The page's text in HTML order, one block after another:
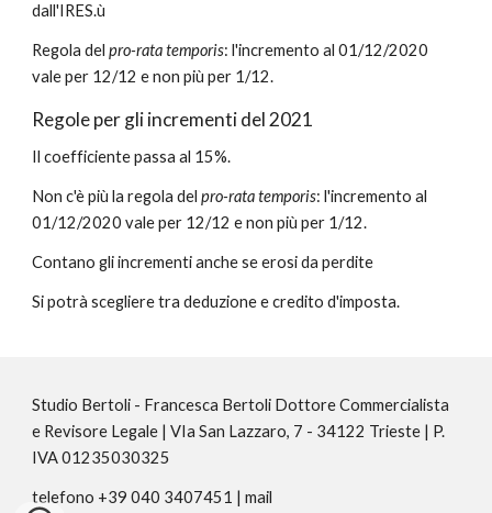
dall'IRES.ù
Regola delpro-rata temporis: l'incremento al 01/12/2020
vale per 12/12 e non più per 1/12.
Regole per gli incrementi del 2021
Il coefficiente passa al 15%.
Non c'è più la regola delpro-rata temporis: l'incremento al
01/12/2020 vale per 12/12 e non più per 1/12.
Contano gli incrementi anche se erosi da perdite
Si potrà scegliere tra deduzione e credito d'imposta.
Studio Bertoli - Francesca Bertoli Dottore Commercialista
e Revisore Legale | VIa San Lazzaro, 7 - 34122 Trieste | P.
IVA 01235030325
telefono +39 040 3407451 | mail